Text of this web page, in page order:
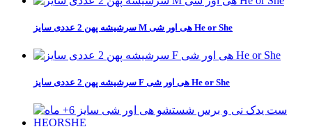
سرشیشه پهن 2 عددی سایز M هی اور شی He or She
سرشیشه پهن 2 عددی سایز F هی اور شی He or She